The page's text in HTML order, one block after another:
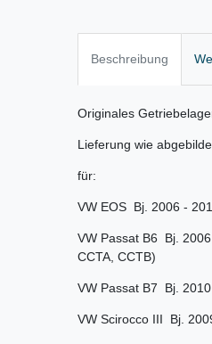
Beschreibung
Originales
Lieferung wie
für:
VW EOS Bj. 2006 -
VW Passat B6 Bj.
CCTA, CCTB)
VW Passat B7 Bj.
VW Scirocco III Bj.